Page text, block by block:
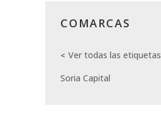
COMARCAS
Ver todas las etiquetas
Soria Capital